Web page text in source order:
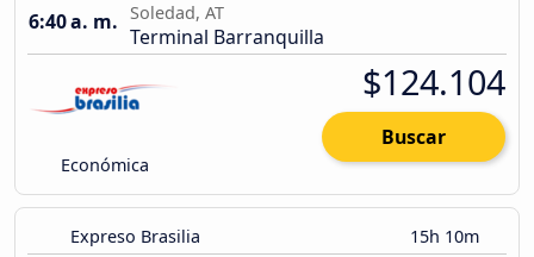
6:40 a. m. Soledad, AT
Terminal Barranquilla
Económica
$124.104
Buscar
Expreso Brasilia 15h 10m